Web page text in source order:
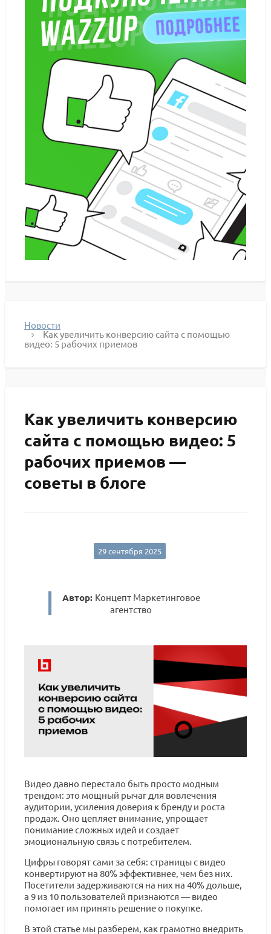
Новости
Как увеличить конверсию сайта с помощью
видео: 5 рабочих приемов
Как увеличить конверсию
сайта с помощью видео: 5
рабочих приемов —
советы в блоге
29 сентября 2025
Автор: Концепт Маркетинговое
агентство
Видео давно перестало быть просто модным
трендом: это мощный рычаг для вовлечения
аудитории, усиления доверия к бренду и роста
продаж. Оно цепляет внимание, упрощает
понимание сложных идей и создает
эмоциональную связь с потребителем.
Цифры говорят сами за себя: страницы с видео
конвертируют на 80% эффективнее, чем без них.
Посетители задерживаются на них на 40% дольше,
а 9 из 10 пользователей признаются — видео
помогает им принять решение о покупке.
В этой статье мы разберем, как грамотно внедрить